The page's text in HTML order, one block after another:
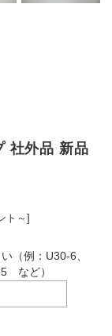
社外品 新品
ト～]
（例：U30-6、
など）